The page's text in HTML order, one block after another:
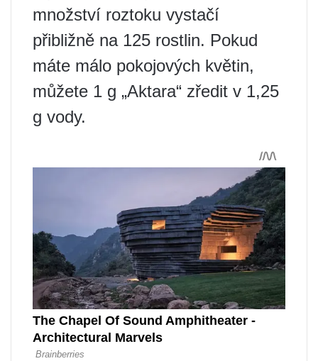
množství roztoku vystačí
přibližně na 125 rostlin. Pokud
máte málo pokojových květin,
můžete 1 g „Aktara“ zředit v 1,25
g vody.